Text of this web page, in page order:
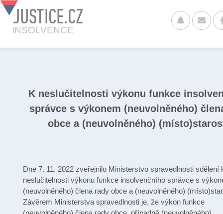
JUSTICE.CZ
INSOLVENCE
K neslučitelnosti výkonu funkce
správce s výkonem (neuvolněného)
obce a (neuvolněného)
Dne 7. 11. 2022 zveřejnilo Ministerstvo spravedlnosti sdělení
neslučitelnosti výkonu funkce insolvenčního správce s
(neuvolněného) člena rady obce a (neuvolněného)
Závěrem Ministerstva spravedlnosti je, že výkon funkce